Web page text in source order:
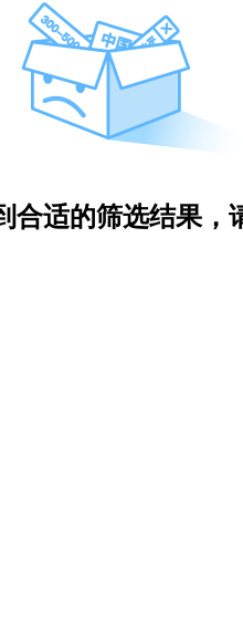
合适的筛选结果，